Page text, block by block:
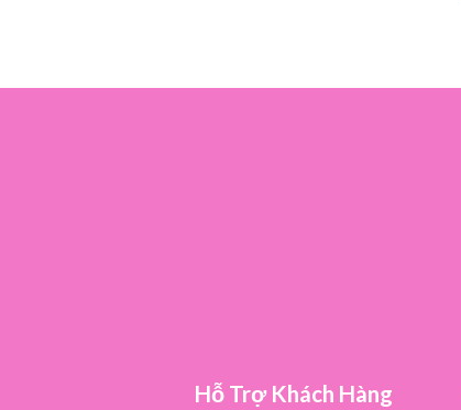
Hỗ Trợ Khách Hàng